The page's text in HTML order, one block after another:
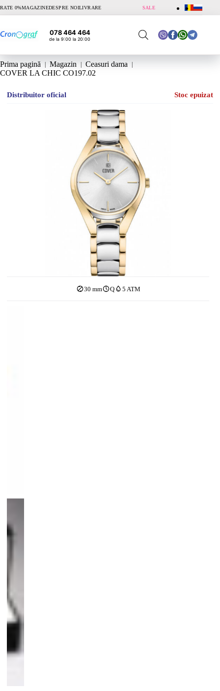
RATE 0%MAGAZINEDESPRE NOILIVRARE SALE
078 464 464
de la 9:00 la 20:00
Prima pagină Magazin
Ceasuri dama
COVER LA CHIC CO197.02
Distribuitor oficial Stoc epuizat
30 mm Q 5 ATM